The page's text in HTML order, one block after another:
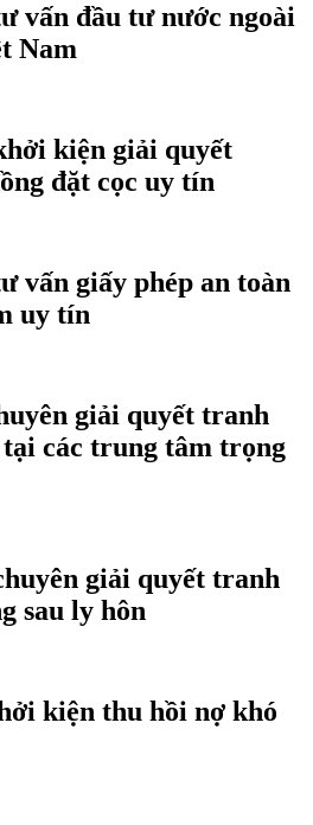
vấn đầu tư nước ngoài
Nam
kiện giải quyết
đặt cọc uy tín
vấn giấy phép an toàn
uy tín
giải quyết tranh
các trung tâm trọng
giải quyết tranh
sau ly hôn
kiện thu hồi nợ khó